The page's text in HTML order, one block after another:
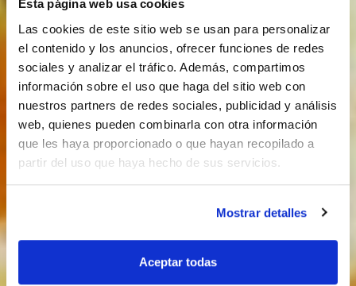
Esta página web usa cookies
Las cookies de este sitio web se usan para personalizar
el contenido y los anuncios, ofrecer funciones de redes
sociales y analizar el tráfico. Además, compartimos
información sobre el uso que haga del sitio web con
nuestros partners de redes sociales, publicidad y análisis
web, quienes pueden combinarla con otra información
que les haya proporcionado o que hayan recopilado a
partir del uso que haya hecho de sus servicios.
Mostrar detalles
Aceptar todas